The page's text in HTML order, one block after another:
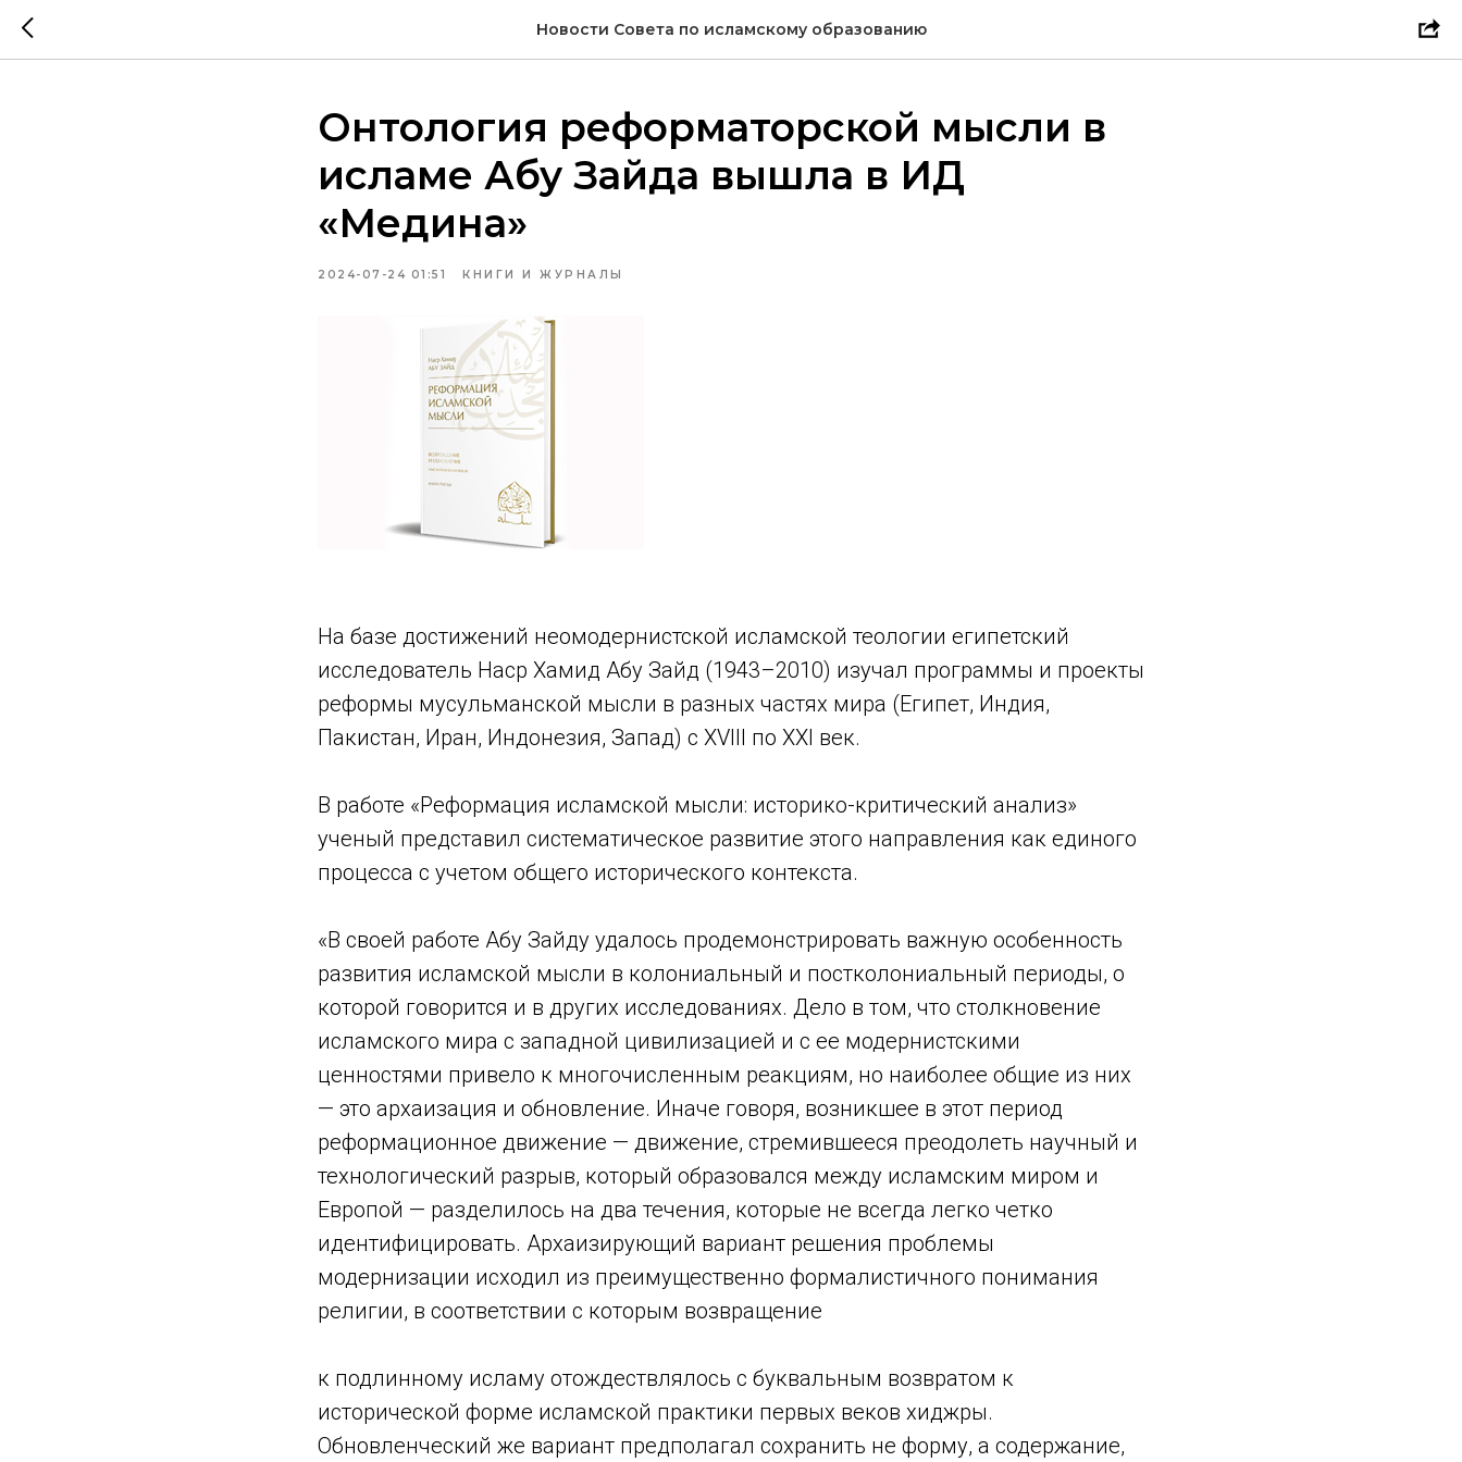
Новости Совета по исламскому образованию
Онтология реформаторской мысли в
исламе Абу Зайда вышла в ИД
«Медина»
2024-07-24 01:51 КНИГИ И ЖУРНАЛЫ
На базе достижений неомодернистской исламской теологии египетский
исследователь Наср Хамид Абу Зайд (1943–2010) изучал программы и проекты
реформы мусульманской мысли в разных частях мира (Египет, Индия,
Пакистан, Иран, Индонезия, Запад) с XVIII по XXI век.
В работе «Реформация исламской мысли: историко-критический анализ»
ученый представил систематическое развитие этого направления как единого
процесса с учетом общего исторического контекста.
«В своей работе Абу Зайду удалось продемонстрировать важную особенность
развития исламской мысли в колониальный и постколониальный периоды, о
которой говорится и в других исследованиях. Дело в том, что столкновение
исламского мира с западной цивилизацией и с ее модернистскими
ценностями привело к многочисленным реакциям, но наиболее общие из них
— это архаизация и обновление. Иначе говоря, возникшее в этот период
реформационное движение — движение, стремившееся преодолеть научный и
технологический разрыв, который образовался между исламским миром и
Европой — разделилось на два течения, которые не всегда легко четко
идентифицировать. Архаизирующий вариант решения проблемы
модернизации исходил из преимущественно формалистичного понимания
религии, в соответствии с которым возвращение
к подлинному исламу отождествлялось с буквальным возвратом к
исторической форме исламской практики первых веков хиджры.
Обновленческий же вариант предполагал сохранить не форму, а содержание,